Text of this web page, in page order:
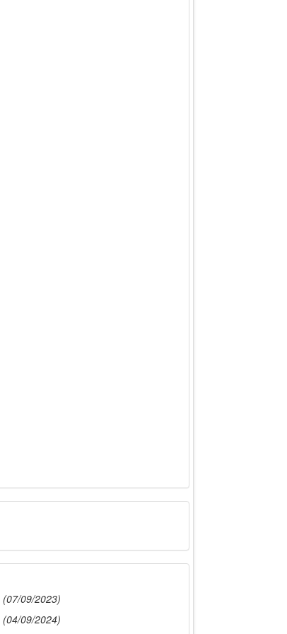
(07/09/2023)
(04/09/2024)